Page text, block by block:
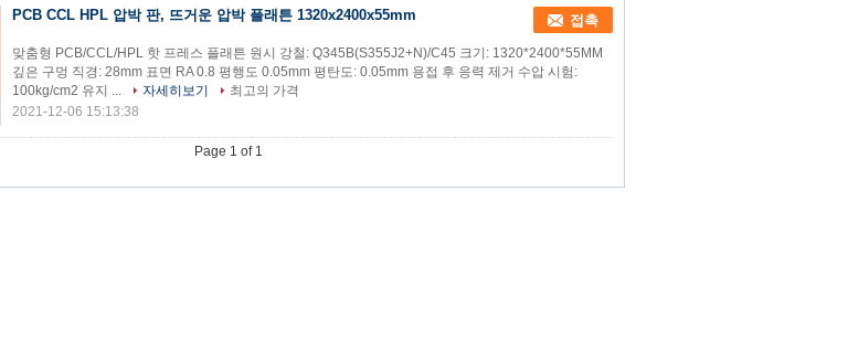
PCB CCL HPL 압박 판, 뜨거운 압박 플래튼 1320x2400x55mm 접촉
맞춤형 PCB/CCL/HPL 핫 프레스 플래튼 원시 강철: Q345B(S355J2+N)/C45 크기: 1320*2400*55MM
깊은 구멍 직경: 28mm 표면 RA 0.8 평행도 0.05mm 평탄도: 0.05mm 용접 후 응력 제거 수압 시험:
100kg/cm2 유지 ...
자세히보기
최고의 가격
2021-12-06 15:13:38
Page 1 of 1